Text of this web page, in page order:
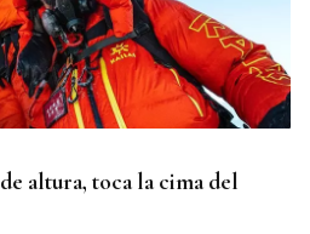
altura, toca la cima del